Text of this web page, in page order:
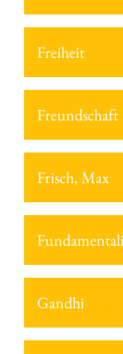
Freiheit
Freundschaft
Frisch, Max
Gandhi